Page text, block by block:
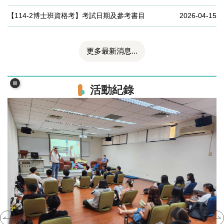
【114-2博士班資格考】考試日期及參考書目 2026-04-15
更多最新消息...
活動紀錄